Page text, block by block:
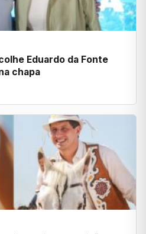
Eduardo da Fonte
chapa